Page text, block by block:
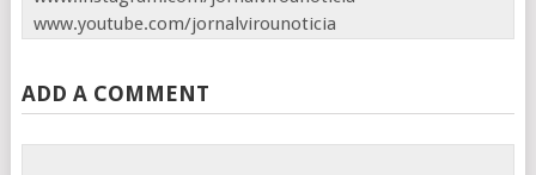
www.youtube.com/jornalvirounoticia
ADD A COMMENT